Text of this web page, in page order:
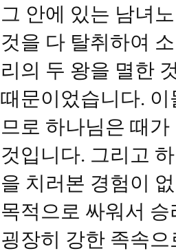
그 안에 있는 남녀
것을 다 탈취하여
리의 두 왕을 멸한
때문이었습니다.
므로 하나님은 때
것입니다. 그리고
을 치러본 경험이
목적으로 싸워서
굉장히 강한 족속